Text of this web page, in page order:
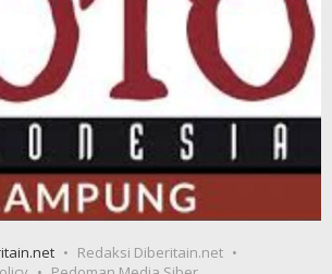
Redaksi Diberitain.net